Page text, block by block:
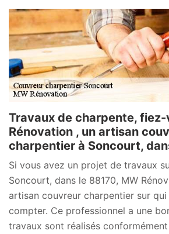
Travaux de charpente, fiez-
Rénovation , un artisan
charpentier à Soncourt,
Si vous avez un projet de travaux
Soncourt, dans le 88170, MW
artisan couvreur charpentier sur
compter. Ce professionnel a une
travaux sont réalisés